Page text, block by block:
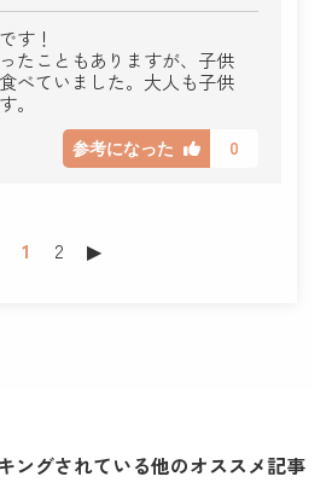
す！
たこともありますが、子供
べていました。大人も子供
。
参考になった 0
1 2 ▶︎
ングされている他のオススメ記事